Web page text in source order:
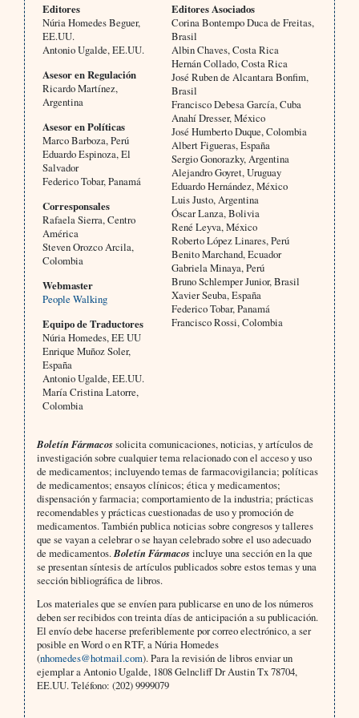
Editores
Núria Homedes Beguer,
EE.UU.
Antonio Ugalde, EE.UU.
Asesor en Regulación
Ricardo Martínez,
Argentina
Asesor en Políticas
Marco Barboza, Perú
Eduardo Espinoza, El
Salvador
Federico Tobar, Panamá
Corresponsales
Rafaela Sierra, Centro
América
Steven Orozco Arcila,
Colombia
Webmaster
People Walking
Equipo de Traductores
Núria Homedes, EE UU
Enrique Muñoz Soler,
España
Antonio Ugalde, EE.UU.
María Cristina Latorre,
Colombia
Editores Asociados
Corina Bontempo Duca de Freitas,
Brasil
Albin Chaves, Costa Rica
Hernán Collado, Costa Rica
José Ruben de Alcantara Bonfim,
Brasil
Francisco Debesa García, Cuba
Anahí Dresser, México
José Humberto Duque, Colombia
Albert Figueras, España
Sergio Gonorazky, Argentina
Alejandro Goyret, Uruguay
Eduardo Hernández, México
Luis Justo, Argentina
Óscar Lanza, Bolivia
René Leyva, México
Roberto López Linares, Perú
Benito Marchand, Ecuador
Gabriela Minaya, Perú
Bruno Schlemper Junior, Brasil
Xavier Seuba, España
Federico Tobar, Panamá
Francisco Rossi, Colombia
Boletín Fármacossolicita comunicaciones, noticias, y artículos de
investigación sobre cualquier tema relacionado con el acceso y uso
de medicamentos; incluyendo temas de farmacovigilancia; políticas
de medicamentos; ensayos clínicos; ética y medicamentos;
dispensación y farmacia; comportamiento de la industria; prácticas
recomendables y prácticas cuestionadas de uso y promoción de
medicamentos. También publica noticias sobre congresos y talleres
que se vayan a celebrar o se hayan celebrado sobre el uso adecuado
de medicamentos.Boletín Fármacosincluye una sección en la que
se presentan síntesis de artículos publicados sobre estos temas y una
sección bibliográfica de libros.
Los materiales que se envíen para publicarse en uno de los números
deben ser recibidos con treinta días de anticipación a su publicación.
El envío debe hacerse preferiblemente por correo electrónico, a ser
posible en Word o en RTF, a Núria Homedes
(nhomedes@hotmail.com). Para la revisión de libros enviar un
ejemplar a Antonio Ugalde, 1808 Gelncliff Dr Austin Tx 78704,
EE.UU. Teléfono: (202) 9999079